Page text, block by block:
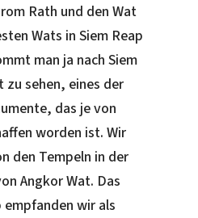
Rath und den Wat
Wats in Siem Reap
man ja nach Siem
zu sehen, eines der
das je von
worden ist. Wir
den Tempeln in der
Angkor Wat. Das
empfanden wir als